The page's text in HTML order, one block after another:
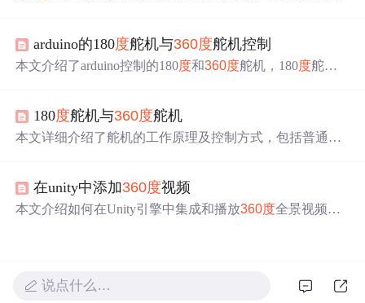
三脚架、垂直拍摄、设置白平衡、控制照片重叠率和快速
拍摄等。
arduino的180度舵机与360度舵机控制
本文介绍了arduino控制的180度和360度舵机，180度舵机
性能差异，如转速不一致。
180度舵机与360度舵机
本文详细介绍了舵机的工作原理及控制方式，包括普通舵
统的组成部分，在自动控制系统中的作用。
在unity中添加360度视频
本文介绍如何在Unity引擎中集成和播放360度全景视频，
说点什么…